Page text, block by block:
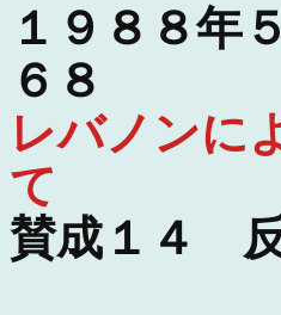
１９８８
６８
レバノンに
て
賛成１４